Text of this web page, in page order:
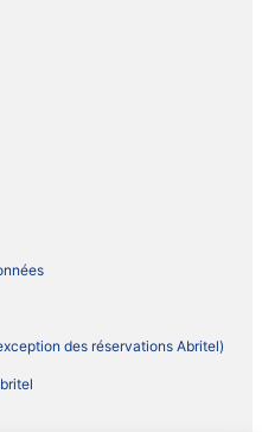
des réservations Abritel)